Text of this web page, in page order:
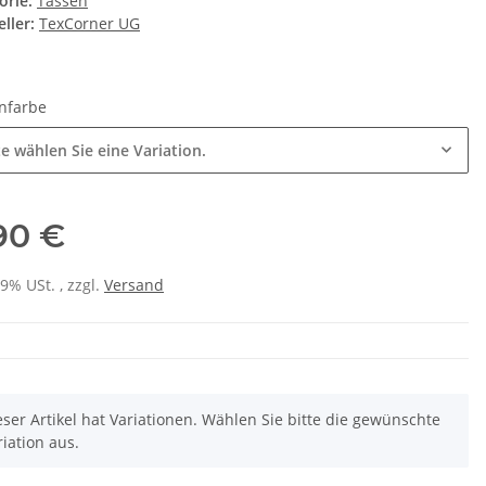
TexCorner UG
wählen Sie eine Variation.
€
USt. , zzgl. Versand
Artikel hat Variationen. Wählen Sie bitte die gewünschte
aus.